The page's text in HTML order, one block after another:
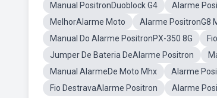
Manual PositronDuoblock G4
Alarme
MelhorAlarme Moto
Alarme PositronG8
Manual Do Alarme PositronPX-350 8G
Jumper De Bateria DeAlarme Positron
Manual AlarmeDe Moto Mhx
Alarme
Fio DestravaAlarme Positron
Alarme